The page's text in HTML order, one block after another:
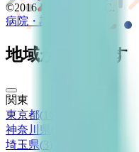
©2016 MEDLEY, INC.
病院・診療所
地域からさがす
関東
東京都(
神奈川県
埼玉県(